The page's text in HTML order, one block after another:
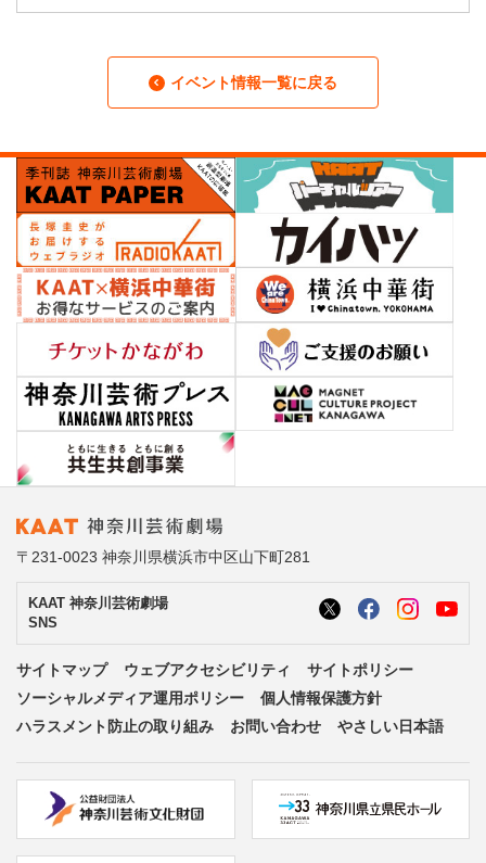
イベント情報一覧に戻る
〒231-0023 神奈川県横浜市中区山下町281
KAAT 神奈川芸術劇場
SNS
サイトマップ ウェブアクセシビリティ
サイトポリシー
ソーシャルメディア運用ポリシー
個人情報保護方針
ハラスメント防止の取り組み
お問い合わせ やさしい日本語